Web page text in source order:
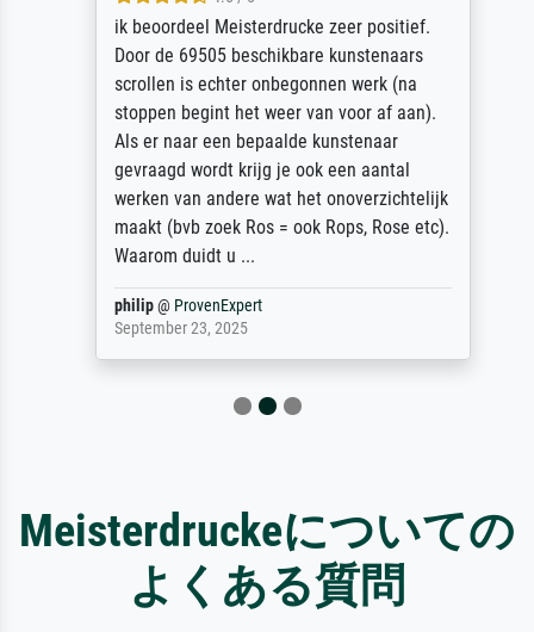
ik beoordeel Meisterdrucke zeer positief.
Door de 69505 beschikbare kunstenaars
scrollen is echter onbegonnen werk (na
stoppen begint het weer van voor af aan).
Als er naar een bepaalde kunstenaar
gevraagd wordt krijg je ook een aantal
werken van andere wat het onoverzichtelijk
maakt (bvb zoek Ros = ook Rops, Rose etc).
Waarom duidt u ...
philip @ProvenExpert
September 23, 2025
Meisterdruckeについての
よくある質問